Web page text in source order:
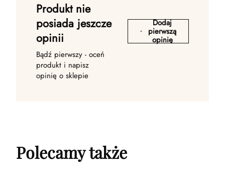
Produkt nie
posiada jeszcze
opinii
Bądź pierwszy - oceń
produkt i napisz
opinię o sklepie
Dodaj
pierwszą
opinię
Polecamy także